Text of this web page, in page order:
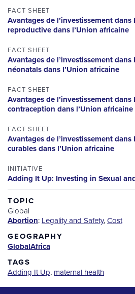
FACT SHEET
Avantages de l’investissement dans
reproductive dans l’Union africaine
FACT SHEET
Avantages de l’investissement
néonatals dans l’Union africaine
FACT SHEET
Avantages de l’investissement dans
contraception dans l’Union africaine
FACT SHEET
Avantages de l’investissement
curables dans l’Union africaine
INITIATIVE
Adding It Up: Investing in Sexual
TOPIC
Global
Abortion: Legality and Safety,Cost
GEOGRAPHY
GlobalAfrica
TAGS
Adding It Up, maternal health